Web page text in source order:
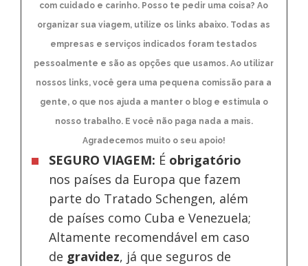
com cuidado e carinho. Posso te pedir uma coisa? Ao
organizar sua viagem, utilize os links abaixo. Todas as
empresas e serviços indicados foram testados
pessoalmente e são as opções que usamos. Ao utilizar
nossos links, você gera uma pequena comissão para a
gente, o que nos ajuda a manter o blog e estimula o
nosso trabalho. E você não paga nada a mais.
Agradecemos muito o seu apoio!
SEGURO VIAGEM: É obrigatório
nos países da Europa que fazem
parte do Tratado Schengen, além
de países como Cuba e Venezuela;
Altamente recomendável em caso
de gravidez, já que seguros de